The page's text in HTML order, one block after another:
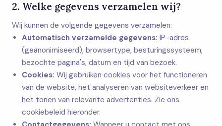
2. Welke gegevens verzamelen wij?
Wij kunnen de volgende gegevens verzamelen:
Automatisch verzamelde gegevens: IP-adres
(geanonimiseerd), browsertype, besturingssysteem,
bezochte pagina's, datum en tijd van bezoek.
Cookies: Wij gebruiken cookies voor het functioneren
van de website, het analyseren van websiteverkeer en
het tonen van relevante advertenties. Zie ons
cookiebeleid hieronder.